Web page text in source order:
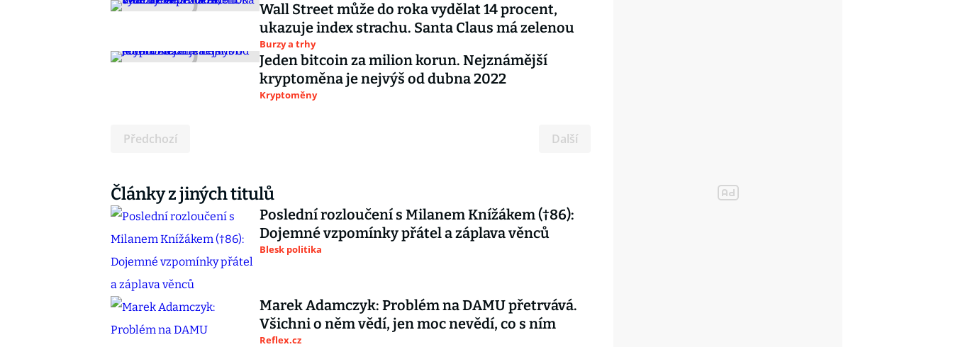
Wall Street může do roka vydělat 14 procent,
ukazuje index strachu. Santa Claus má zelenou
Burzy a trhy
Jeden bitcoin za milion korun. Nejznámější
kryptoměna je nejvýš od dubna 2022
Kryptoměny
Předchozí Další
Články z jiných titulů
Poslední rozloučení s Milanem Knížákem (†86):
Dojemné vzpomínky přátel a záplava věnců
Blesk politika
Marek Adamczyk: Problém na DAMU přetrvává.
Všichni o něm vědí, jen moc nevědí, co s ním
Reflex.cz